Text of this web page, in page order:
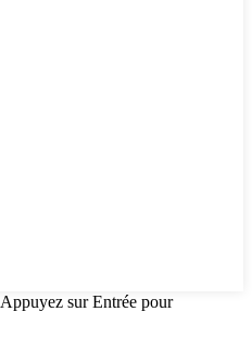
Appuyez sur Entrée pour